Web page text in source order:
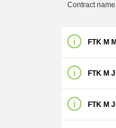
Contract name
FTK M
FTK M
FTK M